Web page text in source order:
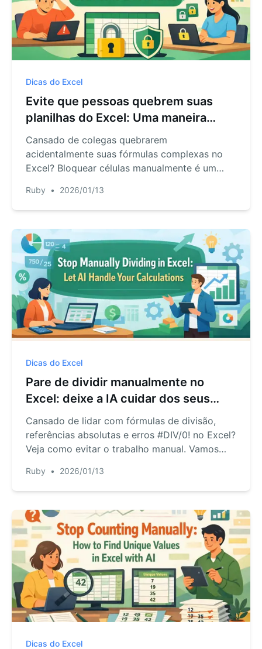
Dicas do Excel
Evite que pessoas quebrem suas
planilhas do Excel: Uma maneira
melhor de bloquear células &
fórmulas
Cansado de colegas quebrarem
acidentalmente suas fórmulas complexas no
Excel? Bloquear células manualmente é um
Veja como o RowSpeak oferece uma maneira
mais inteligente de gerenciar o acesso a dados
complexas.
Ruby • 2026/01/13
Dicas do Excel
Pare de dividir manualmente no
Excel: deixe a IA cuidar dos seus
cálculos
Cansado de lidar com fórmulas de divisão,
referências absolutas e erros #DIV/0! no Excel?
Veja como evitar o trabalho manual. Vamos
instantaneamente o preço por unidade ou
converter moedas para você.
Ruby • 2026/01/13
Dicas do Excel